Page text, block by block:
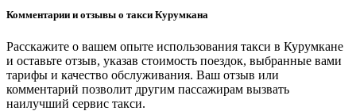
Комментарии и отзывы о такси Курумкана
Расскажите о вашем опыте использования такси в Курумкане
и оставьте отзыв, указав стоимость поездок, выбранные вами
тарифы и качество обслуживания. Ваш отзыв или
комментарий позволит другим пассажирам вызвать
наилучший сервис такси.